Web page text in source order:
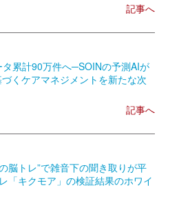
記事へ
累計90万件へ─SOINの予測AIが
くケアマネジメントを新たな次
記事へ
脳トレ”で雑音下の聞き取りが平
「キクモア」の検証結果のホワイ